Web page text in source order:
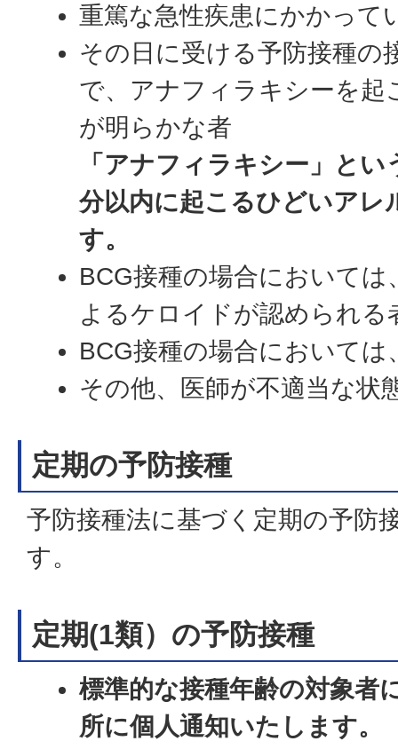
重篤な急性疾患にかかって
その日に受ける予防接種の
で、アナフィラキシーを
が明らかな者
「アナフィラキシー」と
分以内に起こるひどいアレ
す。
BCG接種の場合においては
よるケロイドが認められる
BCG接種の場合において
その他、医師が不適当な状
定期の予防接種
予防接種法に基づく定期の予防
す。
定期(1類）の予防接種
標準的な接種年齢の対象者
所に個人通知いたします。